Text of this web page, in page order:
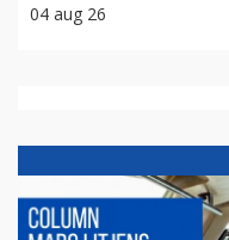
04 aug 26